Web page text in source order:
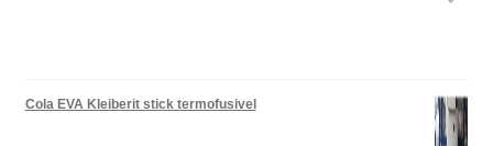
Cola EVA Kleiberit stick termofusivel